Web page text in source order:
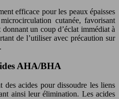
efficace pour les peaux épaisses
cutanée, favorisant
un coup d’éclat immédiat à
de l’utiliser avec précaution sur
AHA/BHA
des acides pour dissoudre les liens
ainsi leur élimination. Les acides